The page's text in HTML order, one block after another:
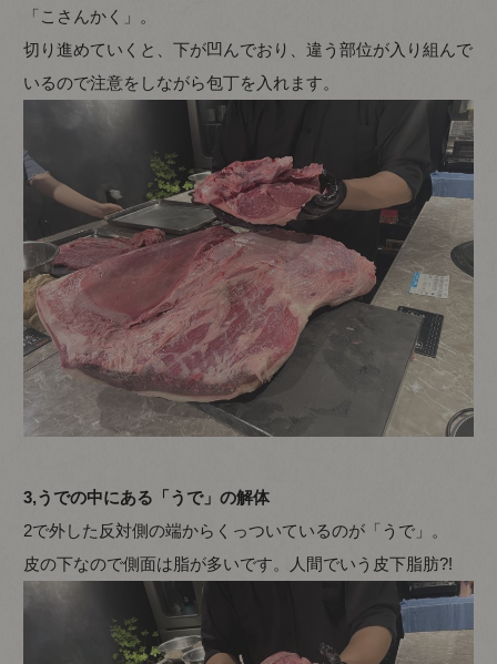
「こさんかく」。
切り進めていくと、下が凹んでおり、違う部位が入り組んで
いるので注意をしながら包丁を入れます。
3,うでの中にある「うで」の解体
2で外した反対側の端からくっついているのが「うで」。
皮の下なので側面は脂が多いです。人間でいう皮下脂肪?!